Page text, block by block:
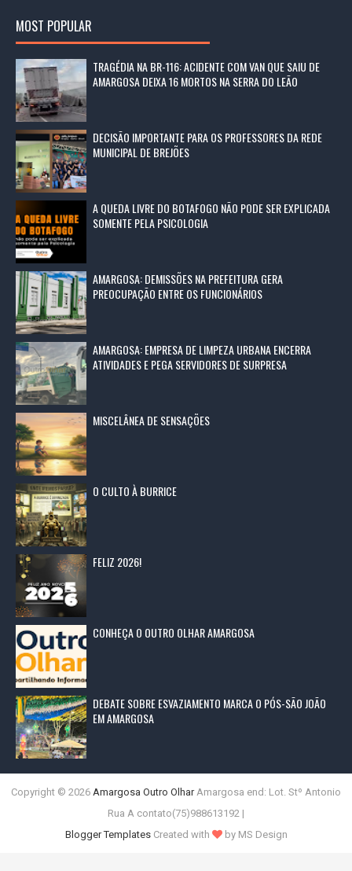
MOST POPULAR
TRAGÉDIA NA BR-116: ACIDENTE COM VAN QUE SAIU DE
AMARGOSA DEIXA 16 MORTOS NA SERRA DO LEÃO
DECISÃO IMPORTANTE PARA OS PROFESSORES DA REDE
MUNICIPAL DE BREJÕES
A QUEDA LIVRE DO BOTAFOGO NÃO PODE SER EXPLICADA
SOMENTE PELA PSICOLOGIA
AMARGOSA: DEMISSÕES NA PREFEITURA GERA
PREOCUPAÇÃO ENTRE OS FUNCIONÁRIOS
AMARGOSA: EMPRESA DE LIMPEZA URBANA ENCERRA
ATIVIDADES E PEGA SERVIDORES DE SURPRESA
MISCELÂNEA DE SENSAÇÕES
O CULTO À BURRICE
FELIZ 2026!
CONHEÇA O OUTRO OLHAR AMARGOSA
DEBATE SOBRE ESVAZIAMENTO MARCA O PÓS-SÃO JOÃO
EM AMARGOSA
Copyright © 2026 Amargosa Outro Olhar Amargosa end: Lot. Stº Antonio
Rua A contato(75)988613192 |
Blogger TemplatesCreated with by MS Design